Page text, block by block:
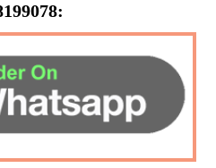
:0568199078